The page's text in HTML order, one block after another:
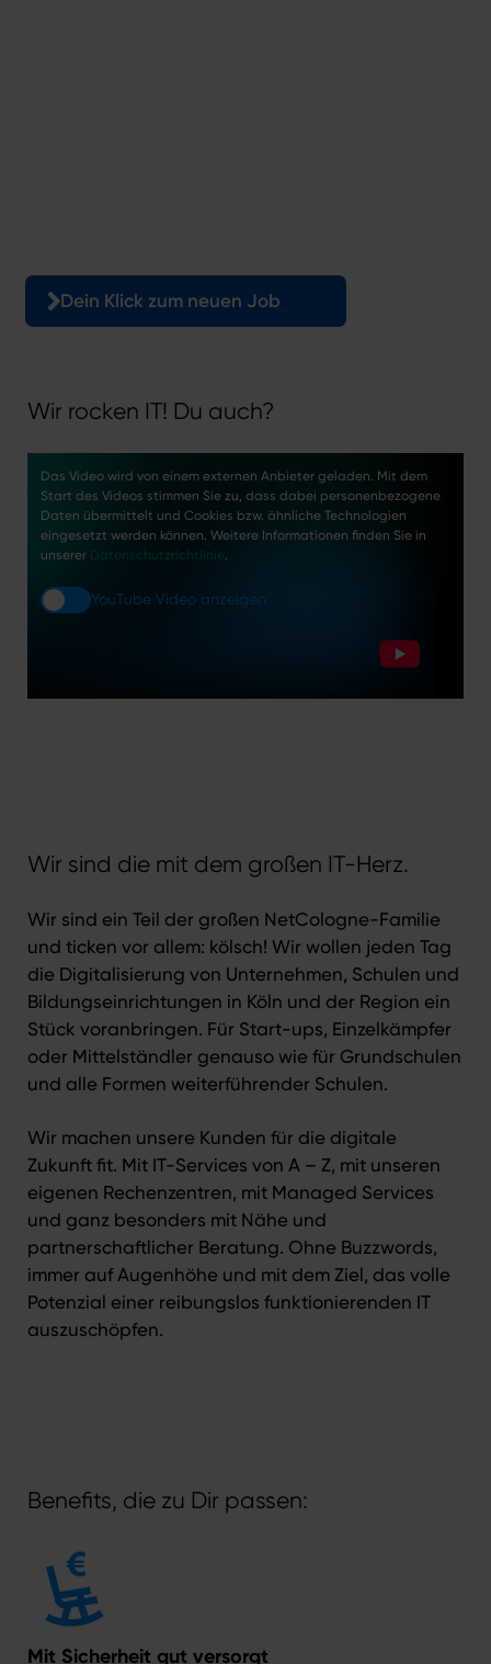
Dein Klick zum neuen Job
Wir rocken IT! Du auch?
Das Video wird von einem externen Anbieter geladen. Mit dem
Start des Videos stimmen Sie zu, dass dabei personenbezogene
Daten übermittelt und Cookies bzw. ähnliche Technologien
eingesetzt werden können. Weitere Informationen finden Sie in
unserer
Datenschutzrichtlinie
YouTube Video anzeigen
Wir sind die mit dem großen IT-Herz.
Wir sind ein Teil der großen NetCologne-Familie
und ticken vor allem: kölsch! Wir wollen jeden Tag
die Digitalisierung von Unternehmen, Schulen und
Bildungseinrichtungen in Köln und der Region ein
Stück voranbringen. Für Start-ups, Einzelkämpfer
oder Mittelständler genauso wie für Grundschulen
und alle Formen weiterführender Schulen.
Wir machen unsere Kunden für die digitale
Zukunft fit. Mit IT-Services von A – Z, mit unseren
eigenen Rechenzentren, mit Managed Services
und ganz besonders mit Nähe und
partnerschaftlicher Beratung. Ohne Buzzwords,
immer auf Augenhöhe und mit dem Ziel, das volle
Potenzial einer reibungslos funktionierenden IT
auszuschöpfen.
Benefits, die zu Dir passen:
Mit Sicherheit gut versorgt